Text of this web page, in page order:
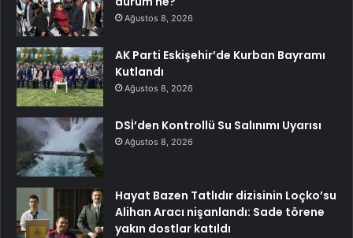
Ağustos 8, 2026
AK Parti Eskişehir’de Kurban Bayramı
Kutlandı
Ağustos 8, 2026
DSİ’den Kontrollü Su Salınımı Uyarısı
Ağustos 8, 2026
Hayat Bazen Tatlıdır dizisinin Loçko’su
Alihan Aracı nişanlandı: Sade törene
yakın dostlar katıldı